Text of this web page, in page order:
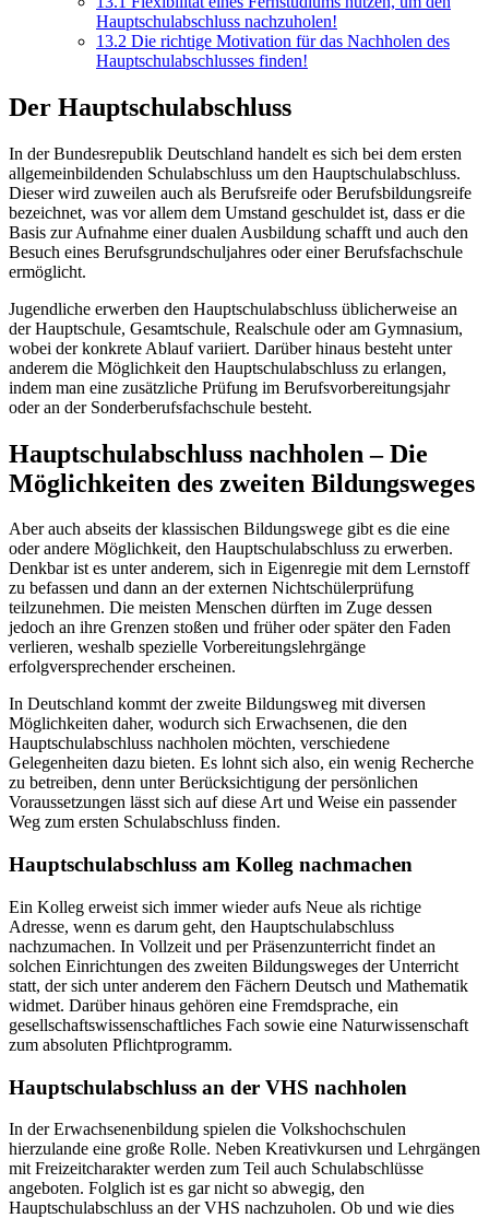
Hauptschulabschluss nachzuholen!
13.2 Die richtige Motivation für das Nachholen des
Hauptschulabschlusses finden!
Der Hauptschulabschluss
In der Bundesrepublik Deutschland handelt es sich bei dem ersten
allgemeinbildenden Schulabschluss um den Hauptschulabschluss.
Dieser wird zuweilen auch als Berufsreife oder Berufsbildungsreife
bezeichnet, was vor allem dem Umstand geschuldet ist, dass er die
Basis zur Aufnahme einer dualen Ausbildung schafft und auch den
Besuch eines Berufsgrundschuljahres oder einer Berufsfachschule
ermöglicht.
Jugendliche erwerben den Hauptschulabschluss üblicherweise an
der Hauptschule, Gesamtschule, Realschule oder am Gymnasium,
wobei der konkrete Ablauf variiert. Darüber hinaus besteht unter
anderem die Möglichkeit den Hauptschulabschluss zu erlangen,
indem man eine zusätzliche Prüfung im Berufsvorbereitungsjahr
oder an der Sonderberufsfachschule besteht.
Hauptschulabschluss nachholen – Die
Möglichkeiten des zweiten Bildungsweges
Aber auch abseits der klassischen Bildungswege gibt es die eine
oder andere Möglichkeit, den Hauptschulabschluss zu erwerben.
Denkbar ist es unter anderem, sich in Eigenregie mit dem Lernstoff
zu befassen und dann an der externen Nichtschülerprüfung
teilzunehmen. Die meisten Menschen dürften im Zuge dessen
jedoch an ihre Grenzen stoßen und früher oder später den Faden
verlieren, weshalb spezielle Vorbereitungslehrgänge
erfolgversprechender erscheinen.
In Deutschland kommt der zweite Bildungsweg mit diversen
Möglichkeiten daher, wodurch sich Erwachsenen, die den
Hauptschulabschluss nachholen möchten, verschiedene
Gelegenheiten dazu bieten. Es lohnt sich also, ein wenig Recherche
zu betreiben, denn unter Berücksichtigung der persönlichen
Voraussetzungen lässt sich auf diese Art und Weise ein passender
Weg zum ersten Schulabschluss finden.
Hauptschulabschluss am Kolleg nachmachen
Ein Kolleg erweist sich immer wieder aufs Neue als richtige
Adresse, wenn es darum geht, den Hauptschulabschluss
nachzumachen. In Vollzeit und per Präsenzunterricht findet an
solchen Einrichtungen des zweiten Bildungsweges der Unterricht
statt, der sich unter anderem den Fächern Deutsch und Mathematik
widmet. Darüber hinaus gehören eine Fremdsprache, ein
gesellschaftswissenschaftliches Fach sowie eine Naturwissenschaft
zum absoluten Pflichtprogramm.
Hauptschulabschluss an der VHS nachholen
In der Erwachsenenbildung spielen die Volkshochschulen
hierzulande eine große Rolle. Neben Kreativkursen und Lehrgängen
mit Freizeitcharakter werden zum Teil auch Schulabschlüsse
angeboten. Folglich ist es gar nicht so abwegig, den
Hauptschulabschluss an der VHS nachzuholen. Ob und wie dies